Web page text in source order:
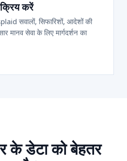
करें
सवालों, सिफारिशों, आदेशों की
मानव सेवा के लिए मार्गदर्शन का
के डेटा को बेहतर